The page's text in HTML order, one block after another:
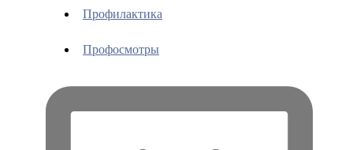
Профилактика
Профосмотры